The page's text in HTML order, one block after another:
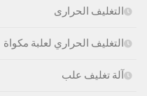
التغليف الحرارى
التغليف الحراري لعلبة مكواة
آلة تغليف علب